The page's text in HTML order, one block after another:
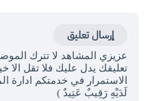
إرسال تعليق
عزيزي المشاهد لا تترك
تعليقك يدل عليك فلا تقل الا
الاستمرار في خدمتكم ادارة
لَدَيْهِ رَقِيبٌ عَتِيدٌ )